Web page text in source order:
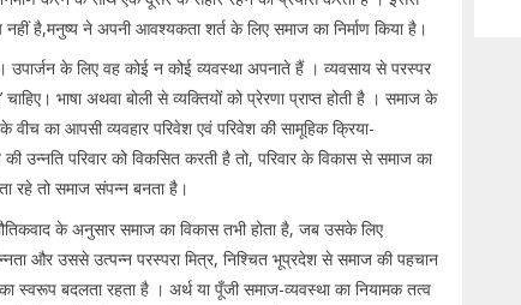
है,मनुष्य ने अपनी आवश्यकता शर्त के लिए समाज का निर्माण किया है।
के लिए वह कोई न कोई व्यवस्था अपनाते हैं । व्यवसाय से परस्पर
भाषा अथवा बोली से व्यक्तियों को प्रेरणा प्राप्त होती है । समाज के
वीच का आपसी व्यवहार परिवेश एवं परिवेश की सामूहिक क्रिया-
उन्नति परिवार को विकसित करती है तो, परिवार के विकास से समाज का
रहे तो समाज संपन्न बनता है।
के अनुसार समाज का विकास तभी होता है, जब उसके लिए
और उससे उत्पन्न परस्परा मित्र, निश्चित भूप्रदेश से समाज की पहचान
बदलता रहता है । अर्थ या पूँजी समाज-व्यवस्था का नियामक तत्व